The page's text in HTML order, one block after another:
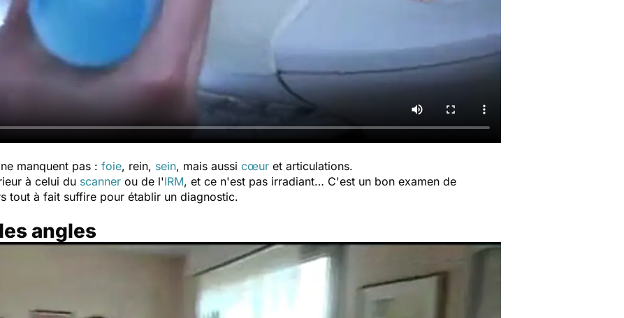
manquent pas : foie, rein, sein, mais aussi cœur et articulations.
à celui du scanner ou de l'IRM, et ce n'est pas irradiant… C'est un bon examen de
tout à fait suffire pour établir un diagnostic.
angles